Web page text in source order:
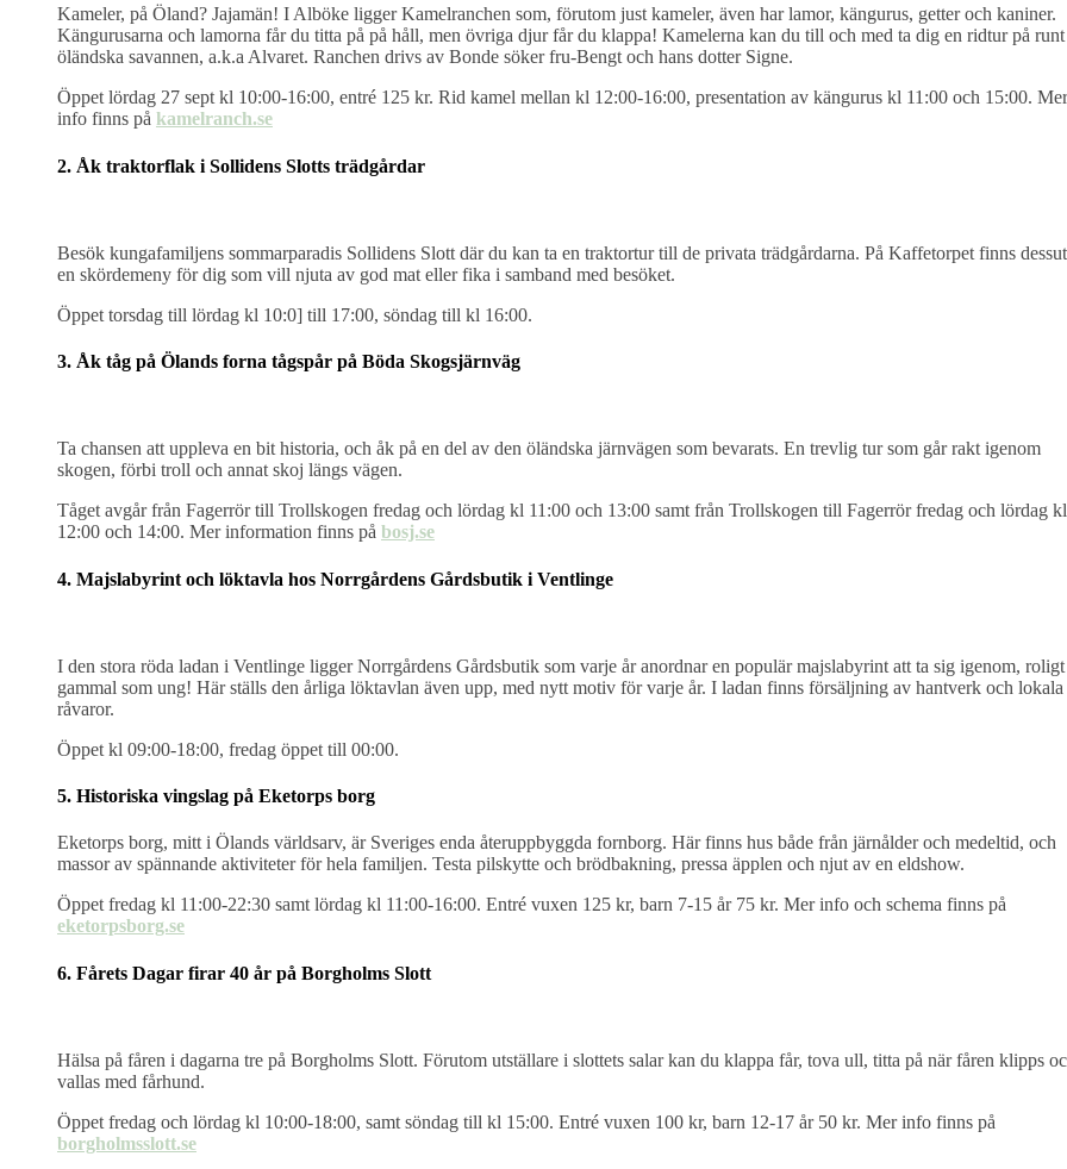
Kameler, på Öland? Jajamän! I Alböke ligger Kamelranchen som, förutom just kameler, även har lamor, kängurus, getter och kaniner.
Kängurusarna och lamorna får du titta på på håll, men övriga djur får du klappa! Kamelerna kan du till och med ta dig en ridtur på
öländska savannen, a.k.a Alvaret. Ranchen drivs av Bonde söker fru-Bengt och hans dotter Signe.
Öppet lördag 27 sept kl 10:00-16:00, entré 125 kr. Rid kamel mellan kl 12:00-16:00, presentation av kängurus kl 11:00 och 15:00. Mer
info finns på kamelranch.se
2. Åk traktorflak i Sollidens Slotts trädgårdar
Besök kungafamiljens sommarparadis Sollidens Slott där du kan ta en traktortur till de privata trädgårdarna. På Kaffetorpet finns
en skördemeny för dig som vill njuta av god mat eller fika i samband med besöket.
Öppet torsdag till lördag kl 10:0] till 17:00, söndag till kl 16:00.
3. Åk tåg på Ölands forna tågspår på Böda Skogsjärnväg
Ta chansen att uppleva en bit historia, och åk på en del av den öländska järnvägen som bevarats. En trevlig tur som går rakt igenom
skogen, förbi troll och annat skoj längs vägen.
Tåget avgår från Fagerrör till Trollskogen fredag och lördag kl 11:00 och 13:00 samt från Trollskogen till Fagerrör fredag och lördag kl
12:00 och 14:00. Mer information finns på bosj.se
4. Majslabyrint och löktavla hos Norrgårdens Gårdsbutik i Ventlinge
I den stora röda ladan i Ventlinge ligger Norrgårdens Gårdsbutik som varje år anordnar en populär majslabyrint att ta sig igenom,
gammal som ung! Här ställs den årliga löktavlan även upp, med nytt motiv för varje år. I ladan finns försäljning av hantverk och lokala
råvaror.
Öppet kl 09:00-18:00, fredag öppet till 00:00.
5. Historiska vingslag på Eketorps borg
Eketorps borg, mitt i Ölands världsarv, är Sveriges enda återuppbyggda fornborg. Här finns hus både från järnålder och medeltid, och
massor av spännande aktiviteter för hela familjen. Testa pilskytte och brödbakning, pressa äpplen och njut av en eldshow.
Öppet fredag kl 11:00-22:30 samt lördag kl 11:00-16:00. Entré vuxen 125 kr, barn 7-15 år 75 kr. Mer info och schema finns på
eketorpsborg.se
6. Fårets Dagar firar 40 år på Borgholms Slott
Hälsa på fåren i dagarna tre på Borgholms Slott. Förutom utställare i slottets salar kan du klappa får, tova ull, titta på när fåren klipps
vallas med fårhund.
Öppet fredag och lördag kl 10:00-18:00, samt söndag till kl 15:00. Entré vuxen 100 kr, barn 12-17 år 50 kr. Mer info finns på
borgholmsslott.se